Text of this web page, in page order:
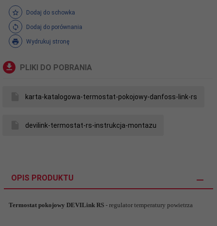
Dodaj do schowka
Dodaj do porównania
Wydrukuj stronę
PLIKI DO POBRANIA
karta-katalogowa-termostat-pokojowy-danfoss-link-rs
devilink-termostat-rs-instrukcja-montazu
OPIS PRODUKTU
Termostat pokojowy DEVILink RS - regulator temperatury powietrza